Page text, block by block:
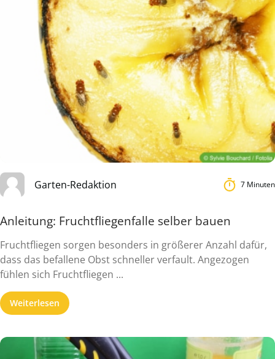
Garten-Redaktion 7 Minuten
Anleitung: Fruchtfliegenfalle selber bauen
Fruchtfliegen sorgen besonders in größerer Anzahl dafür,
dass das befallene Obst schneller verfault. Angezogen
fühlen sich Fruchtfliegen ...
Weiterlesen